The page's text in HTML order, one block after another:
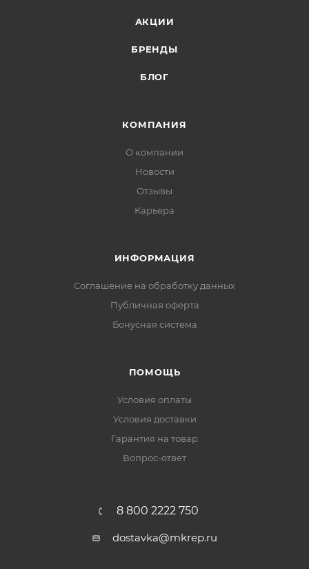
АКЦИИ
БРЕНДЫ
БЛОГ
КОМПАНИЯ
О компании
Новости
Отзывы
Карьера
ИНФОРМАЦИЯ
Соглашение на обработку данных
Публичная оферта
Бонусная система
ПОМОЩЬ
Условия оплаты
Условия доставки
Гарантия на товар
Вопрос-ответ
8 800 2222 750
dostavka@mkrep.ru